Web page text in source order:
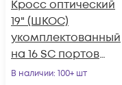
Кросс оптический
19" (ШКОС)
укомплектованный
на 16 SC портов
(комплект с
В наличии: 100+ шт